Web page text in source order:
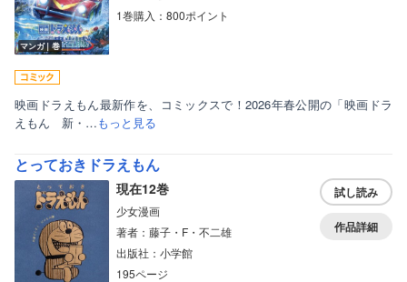
マンガ｜巻
1巻購入：800ポイント
映画ドラえもん最新作を、コミックスで！2026年春公開の「映画ドラ
えもん 新・…もっと見る
とっておきドラえもん
現在12巻
少女漫画
著者：藤子・F・不二雄
出版社：小学館
195ページ
試し読み
作品詳細